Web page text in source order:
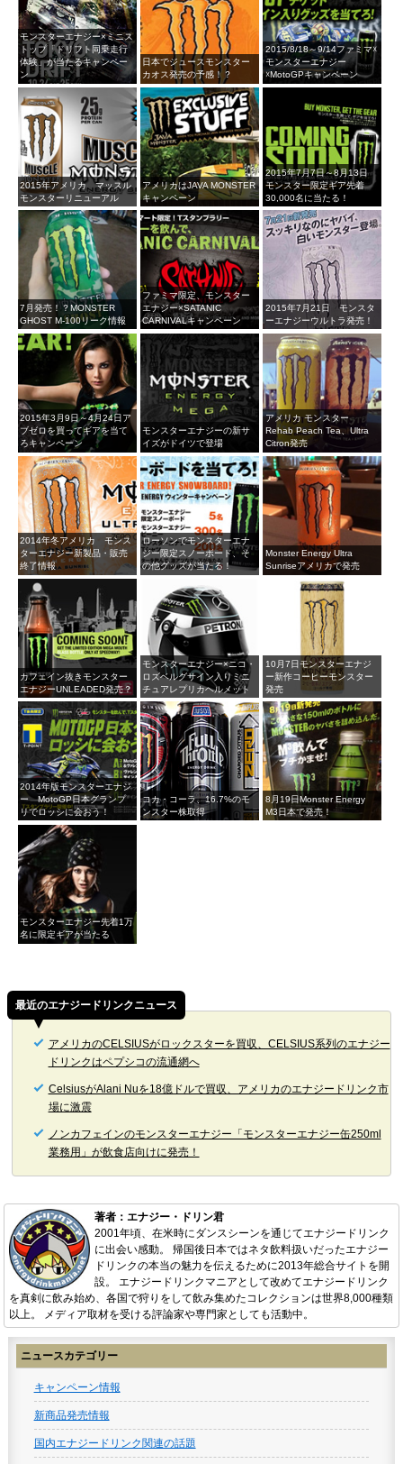
モンスターエナジー×ミニス
トップ「ドリフト同乗走行
体験」が当たるキャンペー
ン
日本でジュースモンスター
カオス発売の予感！？
2015/8/18～9/14ファミマ☓
モンスターエナジー
☓MotoGPキャンペーン
2015年アメリカ マッスル
モンスターリニューアル
アメリカはJAVA MONSTER
キャンペーン
2015年7月7日～8月13日
モンスター限定ギア先着
30,000名に当たる！
7月発売！？MONSTER
GHOST M-100リーク情報
ファミマ限定、モンスター
エナジー×SATANIC
CARNIVALキャンペーン
2015年7月21日 モンスタ
ーエナジーウルトラ発売！
2015年3月9日～4月24日ア
ブゼロを買ってギアを当て
ろキャンペーン
モンスターエナジーの新サ
イズがドイツで登場
アメリカ モンスター
Rehab Peach Tea、Ultra
Citron発売
2014年冬アメリカ モンス
ターエナジー新製品・販売
終了情報
ローソンでモンスターエナ
ジー限定スノーボード、そ
の他グッズが当たる！
Monster Energy Ultra
Sunriseアメリカで発売
カフェイン抜きモンスター
エナジーUNLEADED発売？
モンスターエナジー×ニコ・
ロズベルグサイン入りミニ
チュアレプリカヘルメット
10月7日モンスターエナジ
ー新作コーヒーモンスター
発売
2014年版モンスターエナジ
ー MotoGP日本グランプ
リでロッシに会おう！
コカ・コーラ、16.7%のモ
ンスター株取得
8月19日Monster Energy
M3日本で発売！
モンスターエナジー先着1万
名に限定ギアが当たる
最近のエナジードリンクニュース
アメリカのCELSIUSがロックスターを買収、CELSIUS系列のエナジー
ドリンクはペプシコの流通網へ
CelsiusがAlani Nuを18億ドルで買収、アメリカのエナジードリンク市
場に激震
ノンカフェインのモンスターエナジー「モンスターエナジー缶250ml
業務用」が飲食店向けに発売！
著者：エナジー・ドリン君
2001年頃、在米時にダンスシーンを通じてエナジードリンク
に出会い感動。 帰国後日本ではネタ飲料扱いだったエナジー
ドリンクの本当の魅力を伝えるために2013年総合サイトを開
設。 エナジードリンクマニアとして改めてエナジードリンク
を真剣に飲み始め、各国で狩りをして飲み集めたコレクションは世界8,000種類
以上。 メディア取材を受ける評論家や専門家としても活動中。
ニュースカテゴリー
キャンペーン情報
新商品発売情報
国内エナジードリンク関連の話題